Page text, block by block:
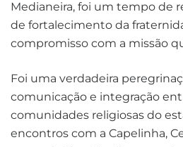
Medianeira, foi um tempo de
de fortalecimento da
compromisso com a missão
Foi uma verdadeira
comunicação e integração
comunidades religiosas do
encontros com a Capelinha,